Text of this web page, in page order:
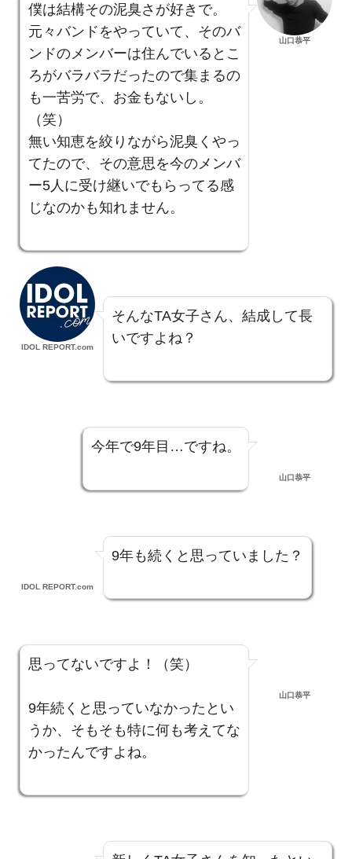
僕は結構その泥臭さが好きで。
元々バンドをやっていて、そのバ
ンドのメンバーは住んでいるとこ
ろがバラバラだったので集まるの
も一苦労で、お金もないし。
（笑）
無い知恵を絞りながら泥臭くやっ
てたので、その意思を今のメンバ
ー5人に受け継いでもらってる感
じなのかも知れません。
山口恭平
IDOL REPORT.com
そんなTA女子さん、結成して長
いですよね？
今年で9年目…ですね。
山口恭平
IDOL REPORT.com
9年も続くと思っていました？
思ってないですよ！（笑）
9年続くと思っていなかったとい
うか、そもそも特に何も考えてな
かったんですよね。
山口恭平